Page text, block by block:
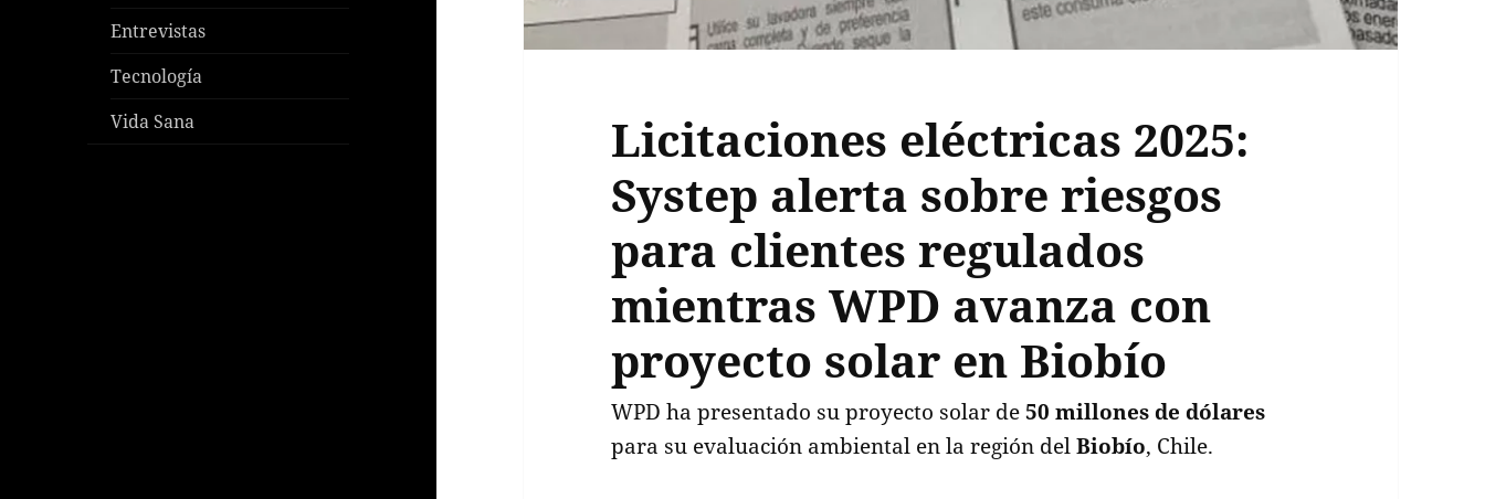
Entrevistas
Tecnología
Vida Sana
Licitaciones eléctricas 2025:
Systep alerta sobre riesgos
para clientes regulados
mientras WPD avanza con
proyecto solar en Biobío
WPD ha presentado su proyecto solar de50 millones de dólares
para su evaluación ambiental en la región delBiobío, Chile.